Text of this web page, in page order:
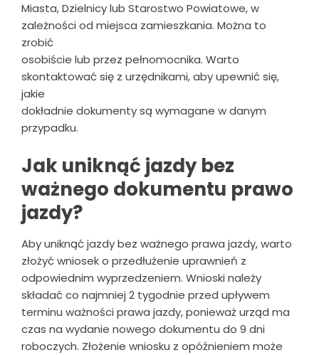
Miasta, Dzielnicy lub Starostwo Powiatowe, w
zależności od miejsca zamieszkania. Można to
zrobić
osobiście lub przez pełnomocnika. Warto
skontaktować się z urzędnikami, aby upewnić się,
jakie
dokładnie dokumenty są wymagane w danym
przypadku.
Jak uniknąć jazdy bez
ważnego dokumentu prawo
jazdy?
Aby uniknąć jazdy bez ważnego prawa jazdy, warto
złożyć wniosek o przedłużenie uprawnień z
odpowiednim wyprzedzeniem. Wnioski należy
składać co najmniej 2 tygodnie przed upływem
terminu ważności prawa jazdy, ponieważ urząd ma
czas na wydanie nowego dokumentu do 9 dni
roboczych. Złożenie wniosku z opóźnieniem może